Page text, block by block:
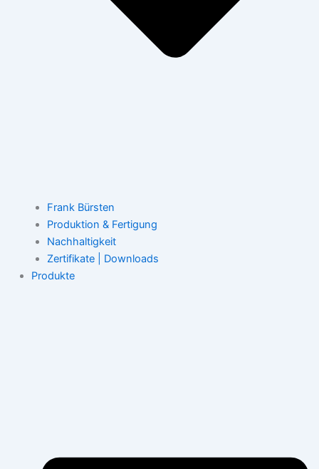
Frank Bürsten
Produktion & Fertigung
Nachhaltigkeit
Zertifikate | Downloads
Produkte